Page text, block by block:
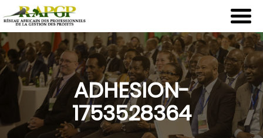
au
contenu
principal
ADHESION-
1753528364